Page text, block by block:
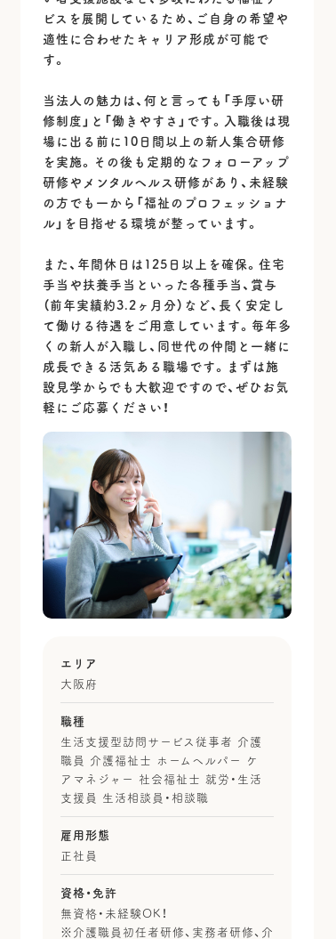
ビスを展開しているため、ご自身の希望や
適性に合わせたキャリア形成が可能で
す。
当法人の魅力は、何と言っても「手厚い研
修制度」と「働きやすさ」です。入職後は現
場に出る前に10日間以上の新人集合研修
を実施。その後も定期的なフォローアップ
研修やメンタルヘルス研修があり、未経験
の方でも一から「福祉のプロフェッショナ
ル」を目指せる環境が整っています。
また、年間休日は125日以上を確保。住宅
手当や扶養手当といった各種手当、賞与
（前年実績約3.2ヶ月分）など、長く安定し
て働ける待遇をご用意しています。毎年多
くの新人が入職し、同世代の仲間と一緒に
成長できる活気ある職場です。まずは施
設見学からでも大歓迎ですので、ぜひお気
軽にご応募ください！
エリア
大阪府
職種
生活支援型訪問サービス従事者 介護
職員 介護福祉士 ホームヘルパー ケ
アマネジャー 社会福祉士 就労・生活
支援員 生活相談員・相談職
雇用形態
正社員
資格・免許
無資格・未経験OK！
※介護職員初任者研修、実務者研修、介